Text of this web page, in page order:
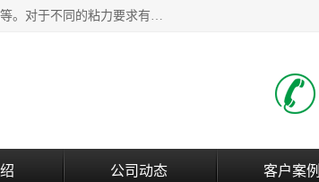
该类保护膜有复合，透明、奶白、蓝色、黑白等膜型。特高粘，高粘，中高粘，中粘，中低粘，低粘等。对于不同的粘力要求有相应的产品相适配。无胶渍残留污染。在较宽的收卷幅度下平整无皱纹，收卷长度大，利于机械化及自动化施工粘贴。为您的产品提供的表面保护解决方案。 产品广泛适用于：铝材、不锈钢、金属、塑料、电子、家电、家具、玻璃、化工材料、装饰材料等。
公司动态 客户案例